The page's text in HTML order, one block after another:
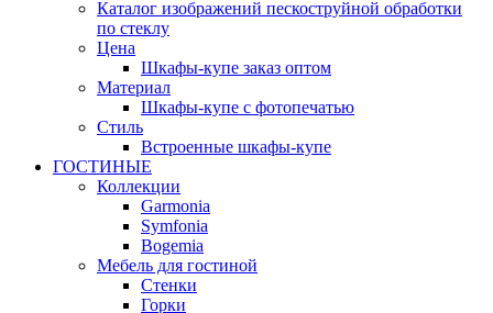
Каталог изображений пескоструйной обработки
по стеклу
Цена
Шкафы-купе заказ оптом
Материал
Шкафы-купе с фотопечатью
Стиль
Встроенные шкафы-купе
ГОСТИНЫЕ
Коллекции
Garmonia
Symfonia
Bogemia
Мебель для гостиной
Стенки
Горки